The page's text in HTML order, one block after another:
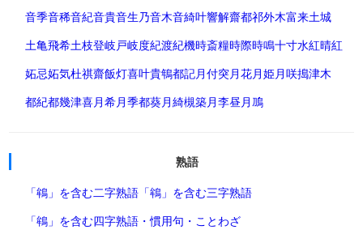
音季音稀音紀音貴音生乃音木音綺叶響解齋都祁外木富来土城
土亀飛希土枝登岐戸岐度紀渡紀機時斎糧時際時鳴十寸水紅晴紅
妬忌妬気杜祺齋飯灯喜叶貴鵇都記月付突月花月姫月咲搗津木
都紀都幾津喜月希月季都葵月綺槻築月李昼月鳭
熟語
「鴾」を含む二字熟語 「鴾」を含む三字熟語
「鴾」を含む四字熟語・慣用句・ことわざ